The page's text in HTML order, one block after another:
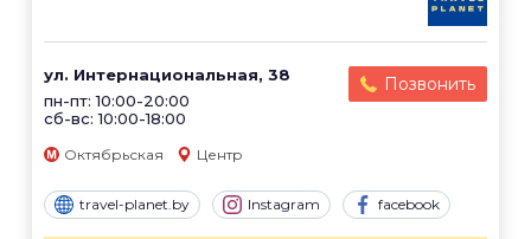
ул. Интернациональная, 38
пн-пт: 10:00-20:00
сб-вс: 10:00-18:00
Позвонить
Октябрьская Центр
travel-planet.by Instagram facebook